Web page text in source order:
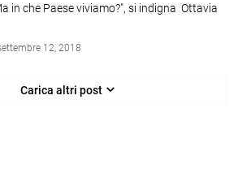
in che Paese viviamo?", si indigna Ottavia
12, 2018
Carica altri post